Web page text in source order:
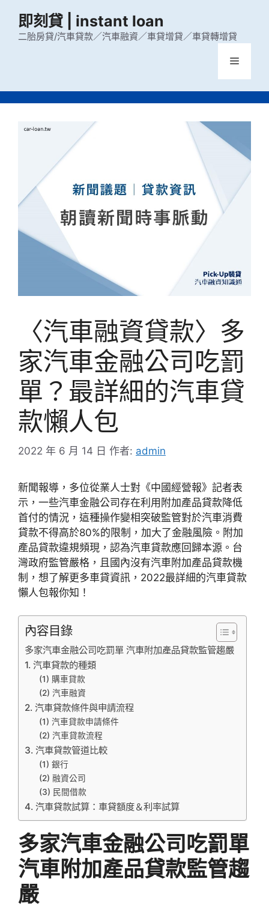
即刻貸 | instant loan
二胎房貸/汽車貸款／汽車融資／車貸增貸／車貸轉增貸
選
〈汽車融資貸款〉多
家汽車金融公司吃罰
單？最詳細的汽車貸
款懶人包
2022 年 6 月 14 日 作者: admin
新聞報導，多位從業人士對《中國經營報》記者表
示，一些汽車金融公司存在利用附加產品貸款降低
首付的情況，這種操作變相突破監管對於汽車消費
貸款不得高於80%的限制，加大了金融風險。附加
產品貸款違規頻現，認為汽車貸款應回歸本源。台
灣政府監管嚴格，且國內沒有汽車附加產品貸款機
制，想了解更多車貸資訊，2022最詳細的汽車貸款
懶人包報你知！
內容目錄
多家汽車金融公司吃罰單 汽車附加產品貸款監管趨嚴
1. 汽車貸款的種類
(1) 購車貸款
(2) 汽車融資
2. 汽車貸款條件與申請流程
(1) 汽車貸款申請條件
(2) 汽車貸款流程
3. 汽車貸款管道比較
(1) 銀行
(2) 融資公司
(3) 民間借款
4. 汽車貸款試算：車貸額度＆利率試算
多家汽車金融公司吃罰單
汽車附加產品貸款監管趨
嚴